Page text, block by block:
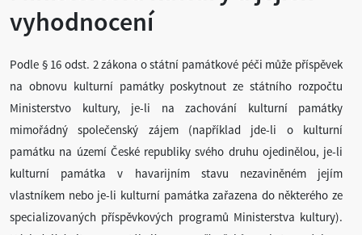
vyhodnocení
Podle § 16 odst. 2 zákona o státní památkové péči může příspěvek
na obnovu kulturní památky poskytnout ze státního rozpočtu
Ministerstvo kultury, je-li na zachování kulturní památky
mimořádný společenský zájem (například jde-li o kulturní
památku na území České republiky svého druhu ojedinělou, je-li
kulturní památka v havarijním stavu nezaviněném jejím
vlastníkem nebo je-li kulturní památka zařazena do některého ze
specializovaných příspěvkových programů Ministerstva kultury).